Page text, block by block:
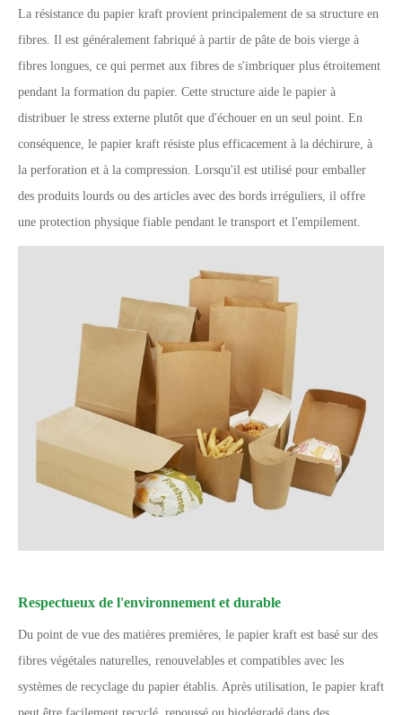
La résistance du papier kraft provient principalement de sa structure en
fibres. Il est généralement fabriqué à partir de pâte de bois vierge à
fibres longues, ce qui permet aux fibres de s'imbriquer plus étroitement
pendant la formation du papier. Cette structure aide le papier à
distribuer le stress externe plutôt que d'échouer en un seul point. En
conséquence, le papier kraft résiste plus efficacement à la déchirure, à
la perforation et à la compression. Lorsqu'il est utilisé pour emballer
des produits lourds ou des articles avec des bords irréguliers, il offre
une protection physique fiable pendant le transport et l'empilement.
Respectueux de l'environnement et durable
Du point de vue des matières premières, le papier kraft est basé sur des
fibres végétales naturelles, renouvelables et compatibles avec les
systèmes de recyclage du papier établis. Après utilisation, le papier kraft